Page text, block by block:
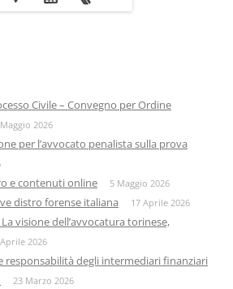
Civile – Convegno per Ordine
2026
per l’avvocato penalista sulla prova
e contenuti online 5 Maggio 2026
distro forense italiana 17 Aprile 2026
visione dell’avvocatura torinese,
2026
responsabilità degli intermediari finanziari
23 Marzo 2026